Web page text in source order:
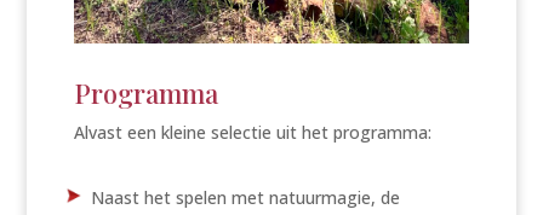
Programma
Alvast een kleine selectie uit het programma:
Naast het spelen met natuurmagie, de